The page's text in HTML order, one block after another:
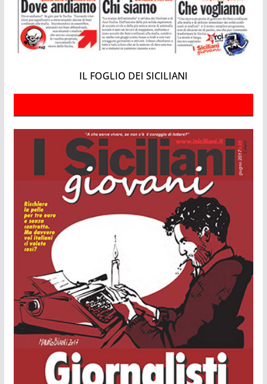
IL FOGLIO DEI SICILIANI